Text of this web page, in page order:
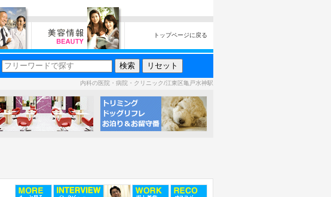
トップページに戻る
内科の医院・病院・クリニック/江東区亀戸水神駅